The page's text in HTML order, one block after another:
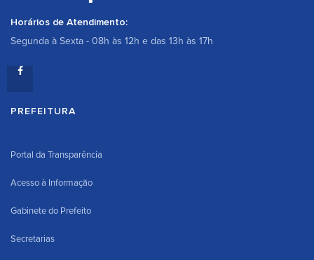
Horários de Atendimento:
Segunda à Sexta - 08h às 12h e das 13h às 17h
PREFEITURA
Portal da Transparência
Acesso à Informação
Gabinete do Prefeito
Secretarias